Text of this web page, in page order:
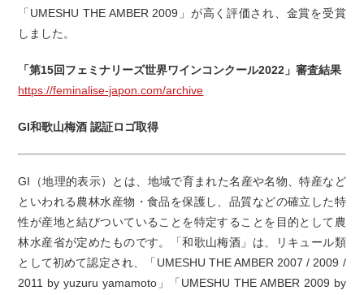
「UMESHU THE AMBER 2009」が高く評価され、金賞を受賞
しました。
「第15回フェミナリーズ世界ワインコンクール2022」審査結果
https://feminalise-japon.com/archive
GI和歌山梅酒 認証ロゴ取得
GI（地理的表示）とは、地域で育まれた名産や名物、特産など
といわれる農林水産物・食品を保護し、品質などの確立した特
性が産地と結びついていることを特定することを目的として農
林水産省が定めたものです。「和歌山梅酒」は、リキュール類
として初めて認定され、「UMESHU THE AMBER 2007 / 2009 /
2011 by yuzuru yamamoto」「UMESHU THE AMBER 2009 by